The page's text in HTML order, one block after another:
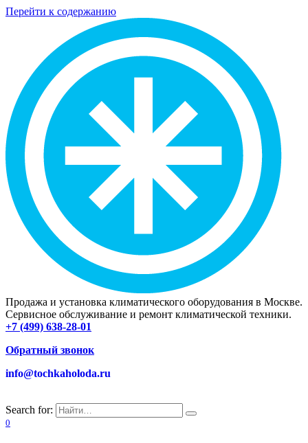
Перейти к содержанию
Продажа и установка климатического оборудования в Москве.
Сервисное обслуживание и ремонт климатической техники.
+7 (499) 638-28-01
Обратный звонок
info@tochkaholoda.ru
Search for:
0